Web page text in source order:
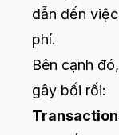
dẫn đến
phí.
Bên cạnh
gây bối rối: